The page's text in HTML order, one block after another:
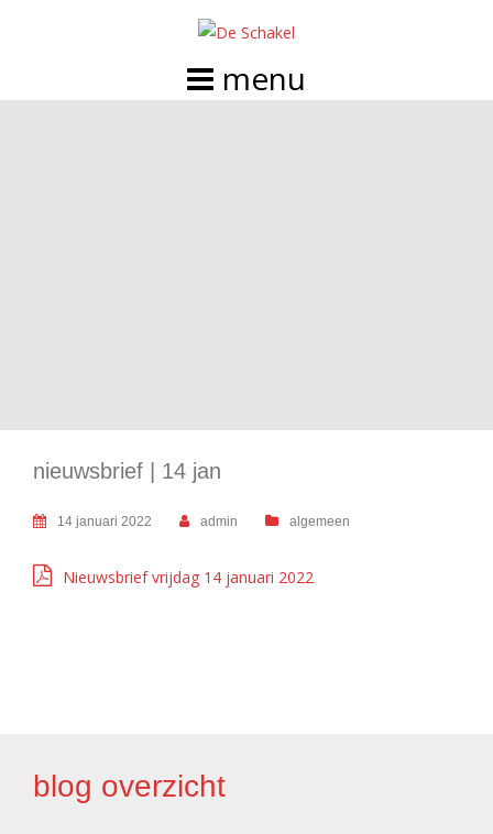
nieuwsbrief | 14 jan
14 januari 2022 admin algemeen
Nieuwsbrief vrijdag 14 januari 2022
blog overzicht